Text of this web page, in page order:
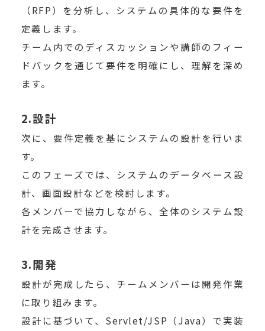
（RFP）を分析し、システムの具体的な要件を
定義します。
チーム内でのディスカッションや講師のフィー
ドバックを通じて要件を明確にし、理解を深め
ます。
2.設計
次に、要件定義を基にシステムの設計を行いま
す。
このフェーズでは、システムのデータベース設
計、画面設計などを検討します。
各メンバーで協力しながら、全体のシステム設
計を完成させます。
3.開発
設計が完成したら、チームメンバーは開発作業
に取り組みます。
設計に基づいて、Servlet/JSP（Java）で実装